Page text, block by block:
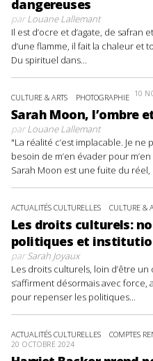
dangereuses
parLouane Lallemant
Il est d’ocre et d’agate, de
d’une flamme, il fait la chaleur et
Du spirituel dans...
CULTURE & ARTS PHOTOGRAPHIE 10
Sarah Moon, l’ombre
parLouane Lallemant
"La réalité c’est implacable. Je ne
besoin de m’en évader pour
Sarah Moon est une fuite du
ACTUALITÉS CULTURELLES CULTURE &
Les droits culturels:
politiques et
parSarah Joyaux
Les droits culturels, loin d’être
s’affirment désormais avec
pour repenser les politiques...
ACTUALITÉS CULTURELLES COMPTES
20 OCTOBRE 2024